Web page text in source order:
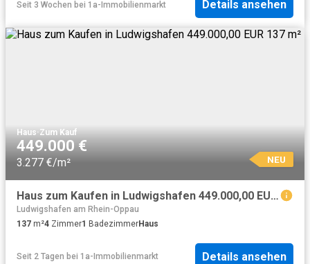
Seit 3 Wochen bei 1a-Immobilienmarkt Details ansehen
Haus·Zum Kauf
449.000 €
3.277 €/m² NEU
Haus zum Kaufen in Ludwigshafen 449.000,00 EUR 137 m²
Ludwigshafen am Rhein-Oppau
137 m²4 Zimmer1 BadezimmerHaus
Seit 2 Tagen bei 1a-Immobilienmarkt Details ansehen